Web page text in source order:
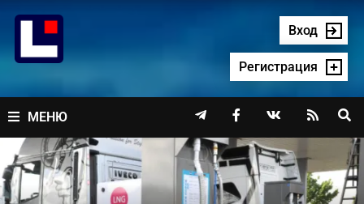
содержимому
Вход
Регистрация
МЕНЮ    